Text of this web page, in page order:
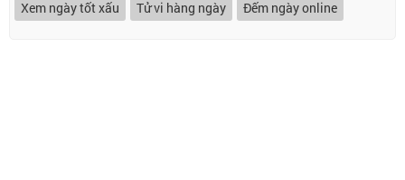
Xem ngày tốt xấu
Tử vi hàng ngày Đếm ngày online